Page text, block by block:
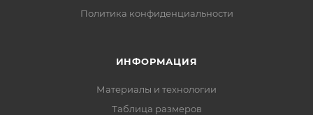
Политика конфиденциальности
ИНФОРМАЦИЯ
Материалы и технологии
Таблица размеров